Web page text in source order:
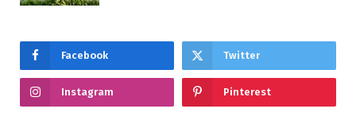
Facebook Twitter
Instagram Pinterest